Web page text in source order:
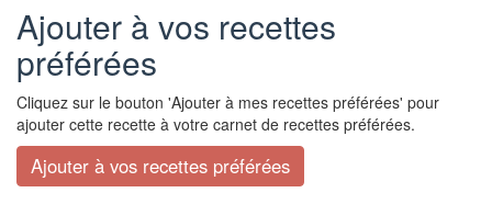
Ajouter à vos recettes
préférées
Cliquez sur le bouton 'Ajouter à mes recettes préférées' pour
ajouter cette recette à votre carnet de recettes préférées.